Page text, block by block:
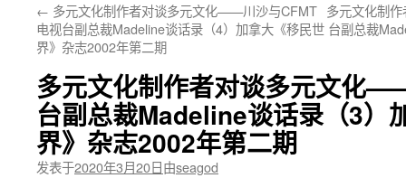
文← 多元文化制作者对谈多元文化——川沙与CFMT
电视台副总裁Madeline谈话录（4）加拿大《移民世
界》杂志2002年第二期
多元文化制
台副总裁
多元文化制作者对谈多元文化
台副总裁Madeline谈话录（3）
界》杂志2002年第二期
发表于2020年3月20日由seagod